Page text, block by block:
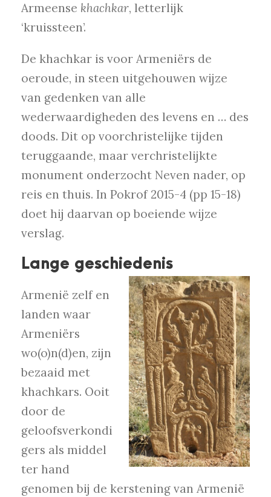
Armeense khachkar, letterlijk
‘kruissteen’.
De khachkar is voor Armeniërs de
oeroude, in steen uitgehouwen wijze
van gedenken van alle
wederwaardigheden des levens en … des
doods. Dit op voorchristelijke tijden
teruggaande, maar verchristelijkte
monument onderzocht Neven nader, op
reis en thuis. In Pokrof 2015-4 (pp 15-18)
doet hij daarvan op boeiende wijze
verslag.
Lange geschiedenis
Armenië zelf en
landen waar
Armeniërs
wo(o)n(d)en, zijn
bezaaid met
khachkars. Ooit
door de
geloofsverkondi
gers als middel
ter hand
genomen bij de kerstening van Armenië